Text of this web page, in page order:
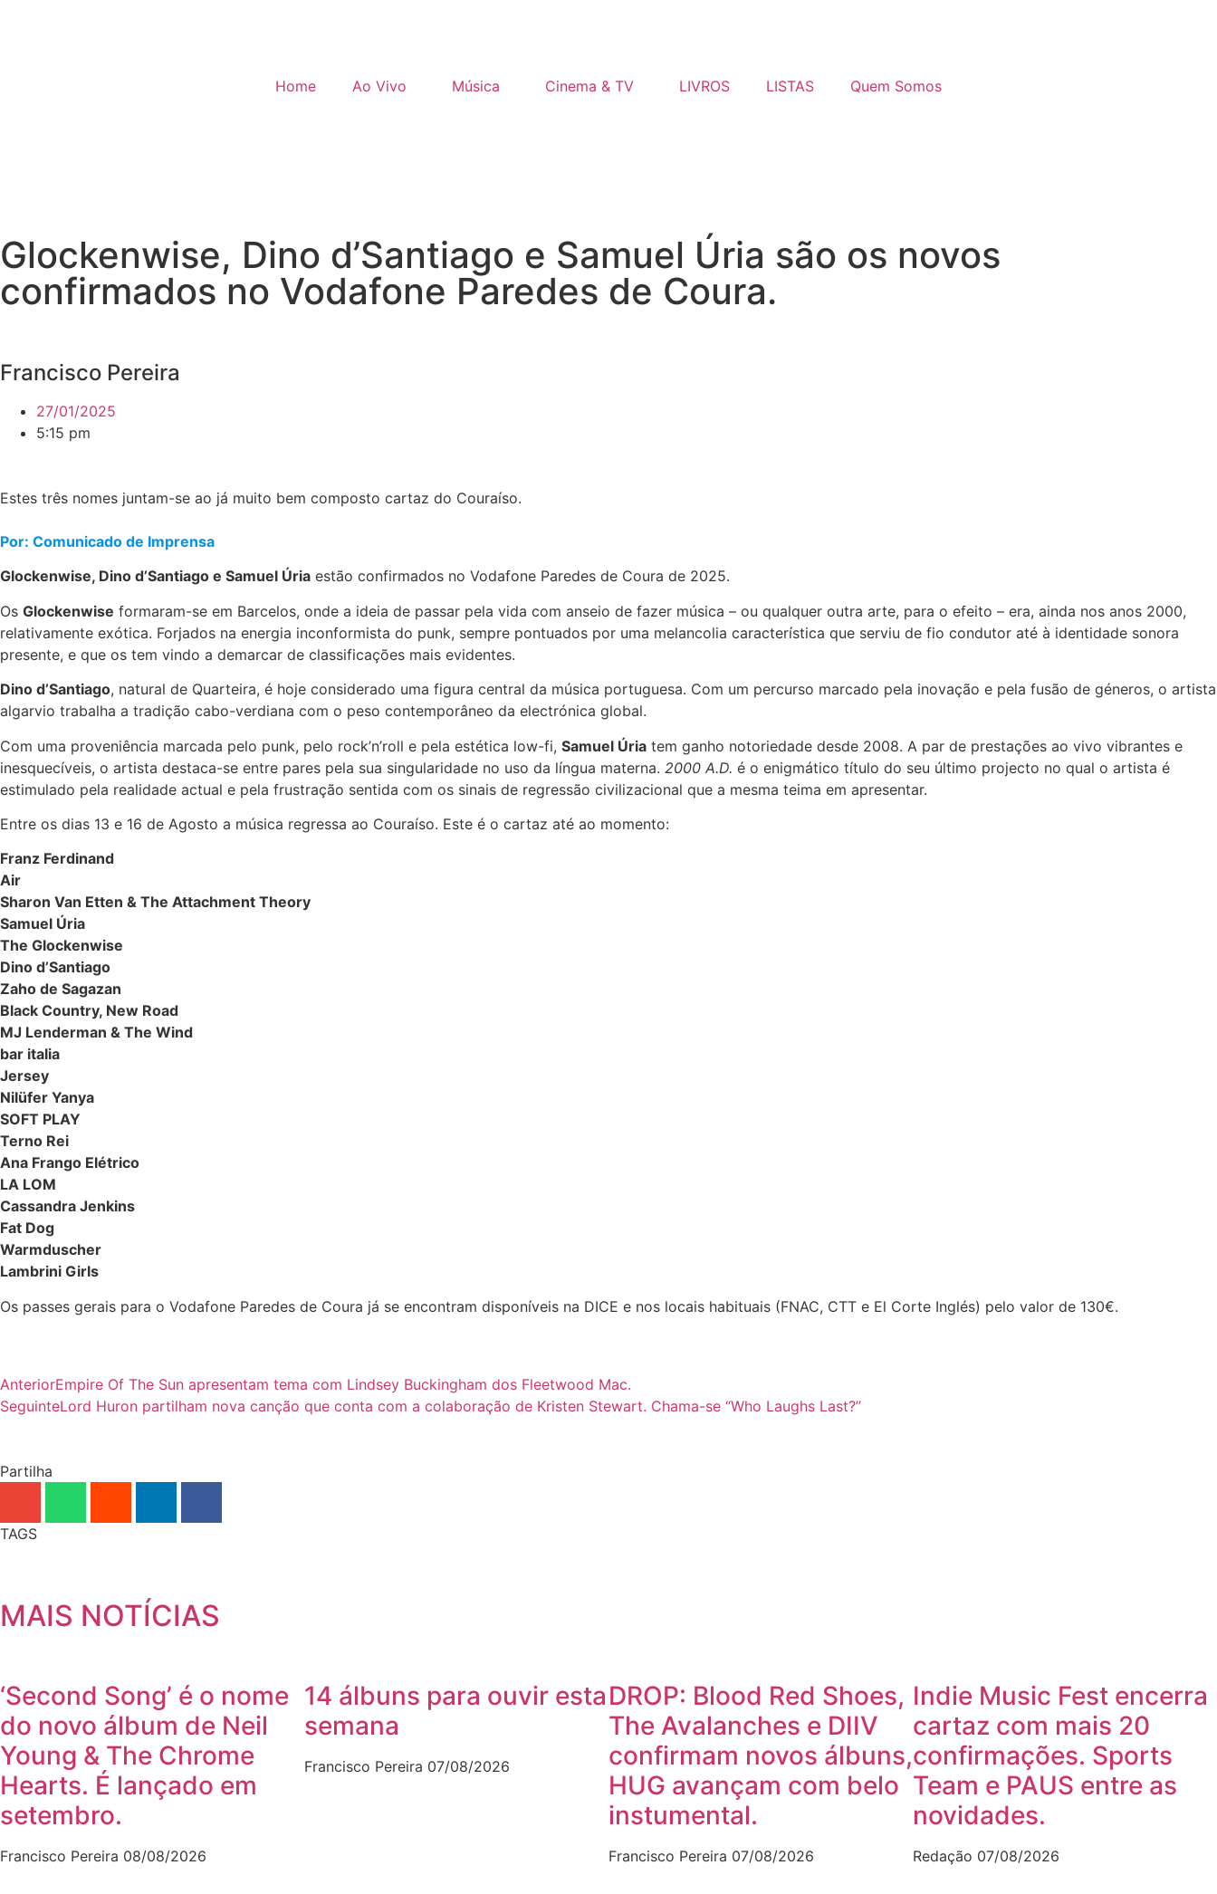
Home Ao Vivo Música Cinema & TV LIVROS LISTAS Quem Somos
Glockenwise, Dino d’Santiago e Samuel Úria são os novos
confirmados no Vodafone Paredes de Coura.
Francisco Pereira
27/01/2025
5:15 pm
Estes três nomes juntam-se ao já muito bem composto cartaz do Couraíso.
Por: Comunicado de Imprensa
Glockenwise, Dino d’Santiago e Samuel Úria estão confirmados no Vodafone Paredes de Coura de 2025.
Os Glockenwise formaram-se em Barcelos, onde a ideia de passar pela vida com anseio de fazer música – ou qualquer outra arte, para o efeito – era, ainda nos anos 2000,
relativamente exótica. Forjados na energia inconformista do punk, sempre pontuados por uma melancolia característica que serviu de fio condutor até à identidade sonora
presente, e que os tem vindo a demarcar de classificações mais evidentes.
Dino d’Santiago, natural de Quarteira, é hoje considerado uma figura central da música portuguesa. Com um percurso marcado pela inovação e pela fusão de géneros, o artista
algarvio trabalha a tradição cabo-verdiana com o peso contemporâneo da electrónica global.
Com uma proveniência marcada pelo punk, pelo rock’n’roll e pela estética low-fi, Samuel Úria tem ganho notoriedade desde 2008. A par de prestações ao vivo vibrantes e
inesquecíveis, o artista destaca-se entre pares pela sua singularidade no uso da língua materna. 2000 A.D. é o enigmático título do seu último projecto no qual o artista é
estimulado pela realidade actual e pela frustração sentida com os sinais de regressão civilizacional que a mesma teima em apresentar.
Entre os dias 13 e 16 de Agosto a música regressa ao Couraíso. Este é o cartaz até ao momento:
Franz Ferdinand
Air
Sharon Van Etten & The Attachment Theory
Samuel Úria
The Glockenwise
Dino d’Santiago
Zaho de Sagazan
Black Country, New Road
MJ Lenderman & The Wind
bar italia
Jersey
Nilüfer Yanya
SOFT PLAY
Terno Rei
Ana Frango Elétrico
LA LOM
Cassandra Jenkins
Fat Dog
Warmduscher
Lambrini Girls
Os passes gerais para o Vodafone Paredes de Coura já se encontram disponíveis na DICE e nos locais habituais (FNAC, CTT e El Corte Inglés) pelo valor de 130€.
AnteriorEmpire Of The Sun apresentam tema com Lindsey Buckingham dos Fleetwood Mac.
SeguinteLord Huron partilham nova canção que conta com a colaboração de Kristen Stewart. Chama-se “Who Laughs Last?”
Partilha
TAGS
MAIS NOTÍCIAS
‘Second Song’ é o nome
do novo álbum de Neil
Young & The Chrome
Hearts. É lançado em
setembro.
Francisco Pereira 08/08/2026
14 álbuns para ouvir esta
semana
Francisco Pereira 07/08/2026
DROP: Blood Red Shoes,
The Avalanches e DIIV
confirmam novos álbuns,
HUG avançam com belo
instumental.
Francisco Pereira 07/08/2026
Indie Music Fest encerra
cartaz com mais 20
confirmações. Sports
Team e PAUS entre as
novidades.
Redação 07/08/2026